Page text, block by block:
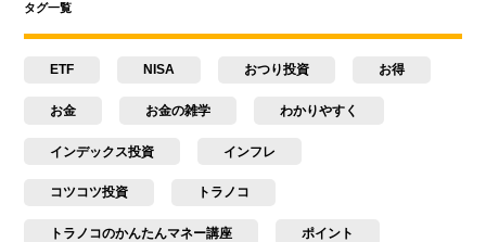
タグ一覧
ETF NISA おつり投資 お得
お金 お金の雑学 わかりやすく
インデックス投資 インフレ
コツコツ投資 トラノコ
トラノコのかんたんマネー講座 ポイント